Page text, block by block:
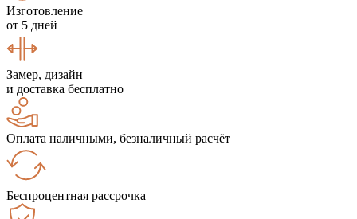
Изготовление
от 5 дней
Замер, дизайн
и доставка бесплатно
Оплата наличными, безналичный расчёт
Беспроцентная рассрочка